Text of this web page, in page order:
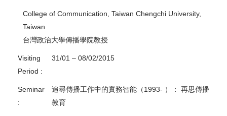
College of Communication, Taiwan Chengchi University,
Taiwan
台灣政治大學傳播學院教授
Visiting
Period :
31/01 – 08/02/2015
Seminar
:
追尋傳播工作中的實務智能（1993- ）： 再思傳播
教育